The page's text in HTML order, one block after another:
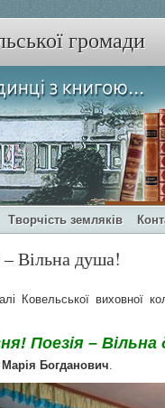
громади
Творчість земляків
– Вільна душа!
Ковельської виховної
Поезія –
Марія Богданович.